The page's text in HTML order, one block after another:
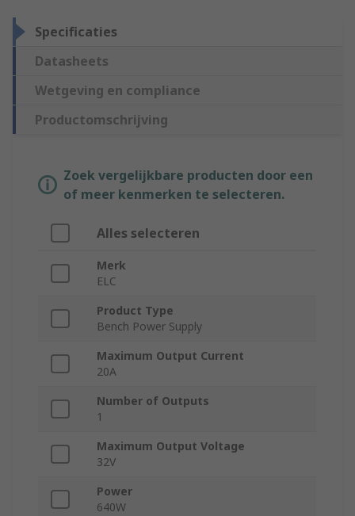
Specificaties
Datasheets
Wetgeving en compliance
Productomschrijving
Zoek vergelijkbare producten door een
of meer kenmerken te selecteren.
Alles selecteren
Merk
ELC
Product Type
Bench Power Supply
Maximum Output Current
20A
Number of Outputs
1
Maximum Output Voltage
32V
Power
640W